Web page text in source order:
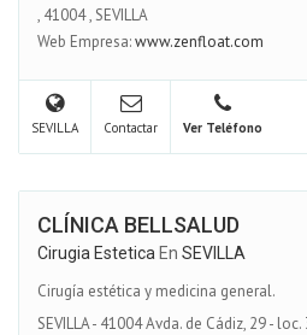
, 41004,SEVILLA
Web Empresa:www.zenfloat.com
SEVILLA Contactar Ver Teléfono
CLÍNICA BELLSALUD
Cirugia Estetica En SEVILLA
Cirugía estética y medicina general.
SEVILLA - 41004 Avda. de Cádiz, 29 - loc.